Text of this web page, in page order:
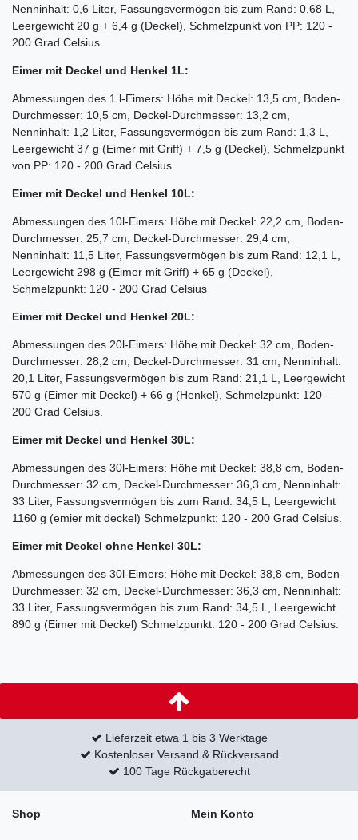
Nenninhalt: 0,6 Liter, Fassungsvermögen bis zum Rand: 0,68 L,
Leergewicht 20 g + 6,4 g (Deckel), Schmelzpunkt von PP: 120 -
200 Grad Celsius.
Eimer mit Deckel und Henkel 1L:
Abmessungen des 1 l-Eimers: Höhe mit Deckel: 13,5 cm, Boden-
Durchmesser: 10,5 cm, Deckel-Durchmesser: 13,2 cm,
Nenninhalt: 1,2 Liter, Fassungsvermögen bis zum Rand: 1,3 L,
Leergewicht 37 g (Eimer mit Griff) + 7,5 g (Deckel), Schmelzpunkt
von PP: 120 - 200 Grad Celsius
Eimer mit Deckel und Henkel 10L:
Abmessungen des 10l-Eimers: Höhe mit Deckel: 22,2 cm, Boden-
Durchmesser: 25,7 cm, Deckel-Durchmesser: 29,4 cm,
Nenninhalt: 11,5 Liter, Fassungsvermögen bis zum Rand: 12,1 L,
Leergewicht 298 g (Eimer mit Griff) + 65 g (Deckel),
Schmelzpunkt: 120 - 200 Grad Celsius
Eimer mit Deckel und Henkel 20L:
Abmessungen des 20l-Eimers: Höhe mit Deckel: 32 cm, Boden-
Durchmesser: 28,2 cm, Deckel-Durchmesser: 31 cm, Nenninhalt:
20,1 Liter, Fassungsvermögen bis zum Rand: 21,1 L, Leergewicht
570 g (Eimer mit Deckel) + 66 g (Henkel), Schmelzpunkt: 120 -
200 Grad Celsius.
Eimer mit Deckel und Henkel 30L:
Abmessungen des 30l-Eimers: Höhe mit Deckel: 38,8 cm, Boden-
Durchmesser: 32 cm, Deckel-Durchmesser: 36,3 cm, Nenninhalt:
33 Liter, Fassungsvermögen bis zum Rand: 34,5 L, Leergewicht
1160 g (emier mit deckel) Schmelzpunkt: 120 - 200 Grad Celsius.
Eimer mit Deckel ohne Henkel 30L:
Abmessungen des 30l-Eimers: Höhe mit Deckel: 38,8 cm, Boden-
Durchmesser: 32 cm, Deckel-Durchmesser: 36,3 cm, Nenninhalt:
33 Liter, Fassungsvermögen bis zum Rand: 34,5 L, Leergewicht
890 g (Eimer mit Deckel) Schmelzpunkt: 120 - 200 Grad Celsius.
Lieferzeit etwa 1 bis 3 Werktage
Kostenloser Versand & Rückversand
100 Tage Rückgaberecht
Shop Mein Konto